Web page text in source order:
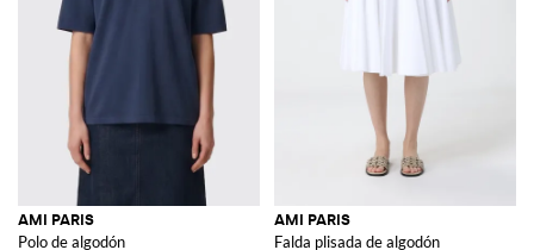
AMI PARIS
Polo de algodón
AMI PARIS
Falda plisada de algodón